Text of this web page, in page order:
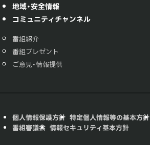
地域・安全情報
コミュニティチャンネル
番組紹介
番組プレゼント
ご意見・情報提供
個人情報保護方針 特定個人情報等の基本方針
番組審議会 情報セキュリティ基本方針